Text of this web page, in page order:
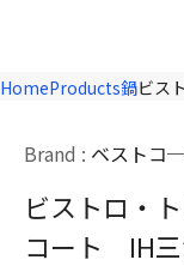
HomeProducts鍋ビス
Brand : ベストコ
ビストロ・
コート IH